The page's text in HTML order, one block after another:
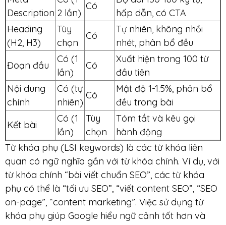
Description 2 lần)
Có
hấp dẫn, có CTA
Heading
(H2, H3)
Tùy
chọn
Có
Tự nhiên, không nhồi
nhét, phân bổ đều
Đoạn đầu
Có (1
lần)
Có
Xuất hiện trong 100 từ
đầu tiên
Nội dung
chính
Có (tự
nhiên)
Có
Mật độ 1-1.5%, phân bổ
đều trong bài
Kết bài
Có (1
lần)
Tùy
chọn
Tóm tắt và kêu gọi
hành động
Từ khóa phụ (LSI keywords) là các từ khóa liên
quan có ngữ nghĩa gần với từ khóa chính. Ví dụ, với
từ khóa chính “bài viết chuẩn SEO”, các từ khóa
phụ có thể là “tối ưu SEO”, “viết content SEO”, “SEO
on-page”, “content marketing”. Việc sử dụng từ
khóa phụ giúp Google hiểu ngữ cảnh tốt hơn và